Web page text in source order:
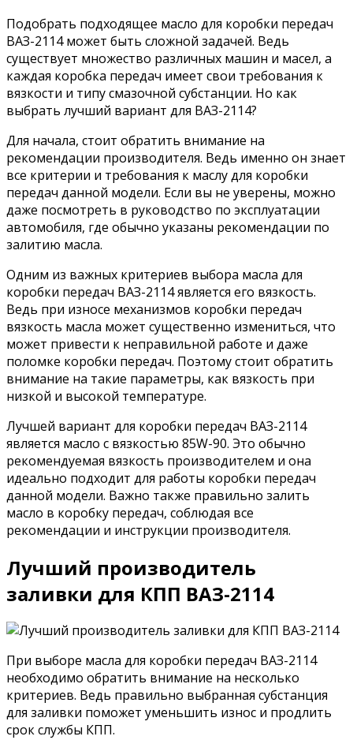
Подобрать подходящее масло для коробки передач
ВАЗ-2114 может быть сложной задачей. Ведь
существует множество различных машин и масел, а
каждая коробка передач имеет свои требования к
вязкости и типу смазочной субстанции. Но как
выбрать лучший вариант для ВАЗ-2114?
Для начала, стоит обратить внимание на
рекомендации производителя. Ведь именно он знает
все критерии и требования к маслу для коробки
передач данной модели. Если вы не уверены, можно
даже посмотреть в руководство по эксплуатации
автомобиля, где обычно указаны рекомендации по
залитию масла.
Одним из важных критериев выбора масла для
коробки передач ВАЗ-2114 является его вязкость.
Ведь при износе механизмов коробки передач
вязкость масла может существенно измениться, что
может привести к неправильной работе и даже
поломке коробки передач. Поэтому стоит обратить
внимание на такие параметры, как вязкость при
низкой и высокой температуре.
Лучшей вариант для коробки передач ВАЗ-2114
является масло с вязкостью 85W-90. Это обычно
рекомендуемая вязкость производителем и она
идеально подходит для работы коробки передач
данной модели. Важно также правильно залить
масло в коробку передач, соблюдая все
рекомендации и инструкции производителя.
Лучший производитель
заливки для КПП ВАЗ-2114
При выборе масла для коробки передач ВАЗ-2114
необходимо обратить внимание на несколько
критериев. Ведь правильно выбранная субстанция
для заливки поможет уменьшить износ и продлить
срок службы КПП.